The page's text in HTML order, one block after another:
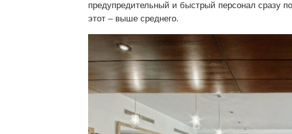
предупредительный и быстрый персонал сразу
этот – выше среднего.